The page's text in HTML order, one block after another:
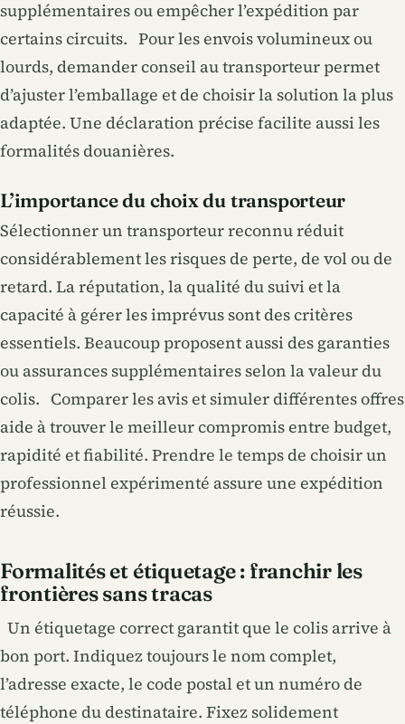
supplémentaires ou empêcher l’expédition par
certains circuits. Pour les envois volumineux ou
lourds, demander conseil au transporteur permet
d’ajuster l’emballage et de choisir la solution la plus
adaptée. Une déclaration précise facilite aussi les
formalités douanières.
L’importance du choix du transporteur
Sélectionner un transporteur reconnu réduit
considérablement les risques de perte, de vol ou de
retard. La réputation, la qualité du suivi et la
capacité à gérer les imprévus sont des critères
essentiels. Beaucoup proposent aussi des garanties
ou assurances supplémentaires selon la valeur du
colis. Comparer les avis et simuler différentes offres
aide à trouver le meilleur compromis entre budget,
rapidité et fiabilité. Prendre le temps de choisir un
professionnel expérimenté assure une expédition
réussie.
Formalités et étiquetage : franchir les
frontières sans tracas
Un étiquetage correct garantit que le colis arrive à
bon port. Indiquez toujours le nom complet,
l’adresse exacte, le code postal et un numéro de
téléphone du destinataire. Fixez solidement